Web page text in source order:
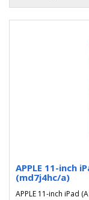
APPLE 11-inch
(md7j4hc/a)
APPLE 11-inch iPad